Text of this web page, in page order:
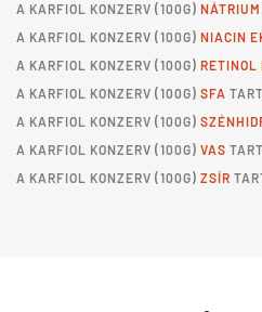
A KARFIOL KONZERV (100G) NÁTRIUM
A KARFIOL KONZERV (100G) NIACIN
A KARFIOL KONZERV (100G) RETINOL
A KARFIOL KONZERV (100G) SFA
A KARFIOL KONZERV (100G)
A KARFIOL KONZERV (100G) VAS
A KARFIOL KONZERV (100G) ZSÍR